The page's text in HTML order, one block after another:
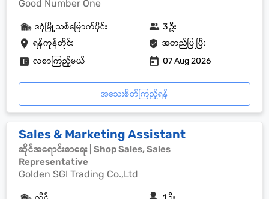
Good Number One
ရန်ကုန်တိုင်း အတည်ပြုပြီး
ဒဂုံမြို့သစ်မြောက်ပိုင်း 3 ဦး
လစာကြည့်မယ် 07 Aug 2026
အသေးစိတ်ကြည့်ရန်
Sales & Marketing Assistant
ဆိုင်အရောင်းစာရေး | Shop Sales, Sales
Representative
Golden SGI Trading Co.,Ltd